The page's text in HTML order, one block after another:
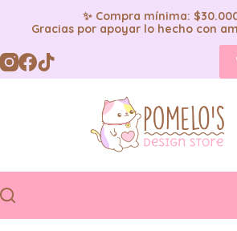
✨ Compra mínima: $30.000
Gracias por apoyar lo hecho con
Saltar
al
contenido